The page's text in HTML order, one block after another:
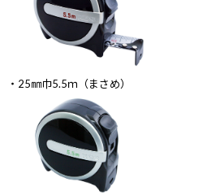
・25㎜巾5.5ｍ（まさめ）